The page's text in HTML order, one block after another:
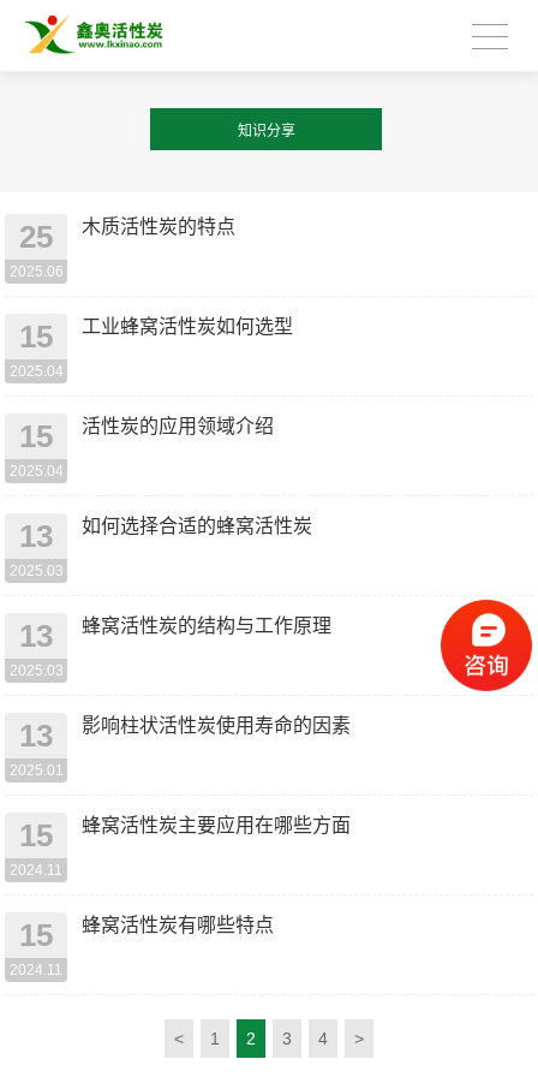
知识分享
25
2025.06
木质活性炭的特点
15
2025.04
工业蜂窝活性炭如何选型
15
2025.04
活性炭的应用领域介绍
13
2025.03
如何选择合适的蜂窝活性炭
13
2025.03
蜂窝活性炭的结构与工作原理
13
2025.01
影响柱状活性炭使用寿命的因素
15
2024.11
蜂窝活性炭主要应用在哪些方面
15
2024.11
蜂窝活性炭有哪些特点
< 1 2 3 4 >